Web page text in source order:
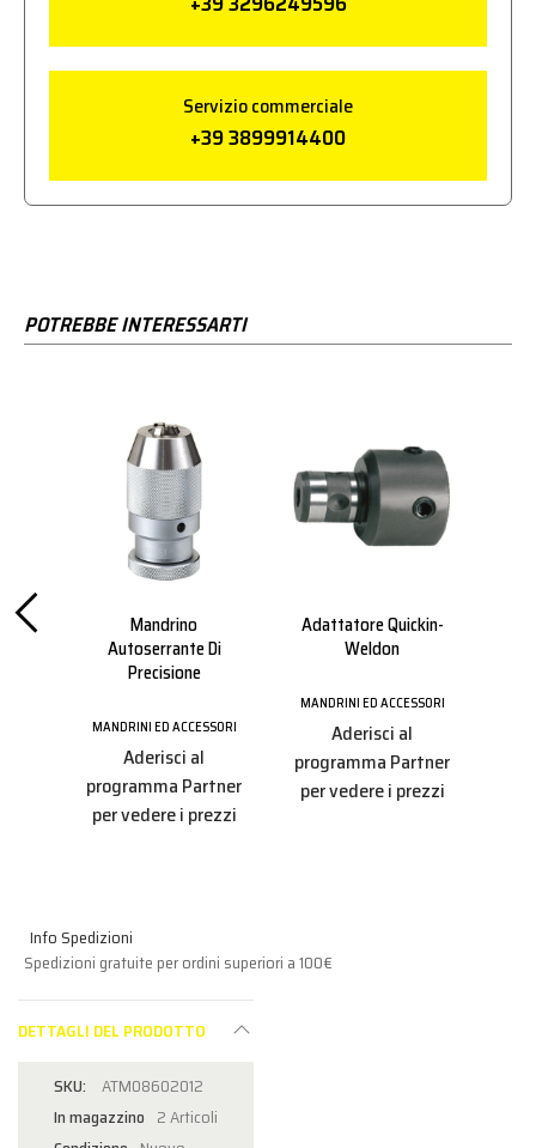
Servizio commerciale
+39 3899914400
POTREBBE INTERESSARTI
Mandrino
Autoserrante Di
Precisione
MANDRINI ED ACCESSORI
Aderisci al
programma Partner
per vedere i prezzi
Adattatore Quickin-
Weldon
MANDRINI ED ACCESSORI
Aderisci al
programma Partner
per vedere i prezzi
Info Spedizioni
Spedizioni gratuite per ordini superiori a 100€
DETTAGLI DEL PRODOTTO
ATM08602012
In magazzino 2 Articoli